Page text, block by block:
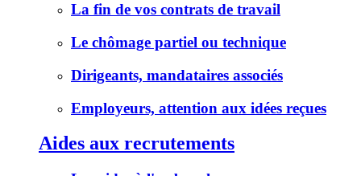
La fin de vos contrats de travail
Le chômage partiel ou technique
Dirigeants, mandataires associés
Employeurs, attention aux idées reçues
Aides aux recrutements